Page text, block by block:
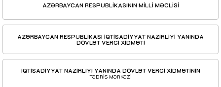
AZƏRBAYCAN RESPUBLİKASININ MİLLİ MƏCLİSİ
AZƏRBAYCAN RESPUBLİKASI İQTİSADİYYAT NAZİRLİYİ YANINDA
DÖVLƏT VERGİ XİDMƏTİ
İQTİSADİYYAT NAZİRLİYİ YANINDA DÖVLƏT VERGİ XİDMƏTİNİN
TƏDRİS MƏRKƏZİ